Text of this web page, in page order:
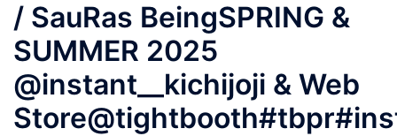
ニ
ュ
/ SauRas BeingSPRING &
SUMMER 2025
@instant__kichijoji & Web